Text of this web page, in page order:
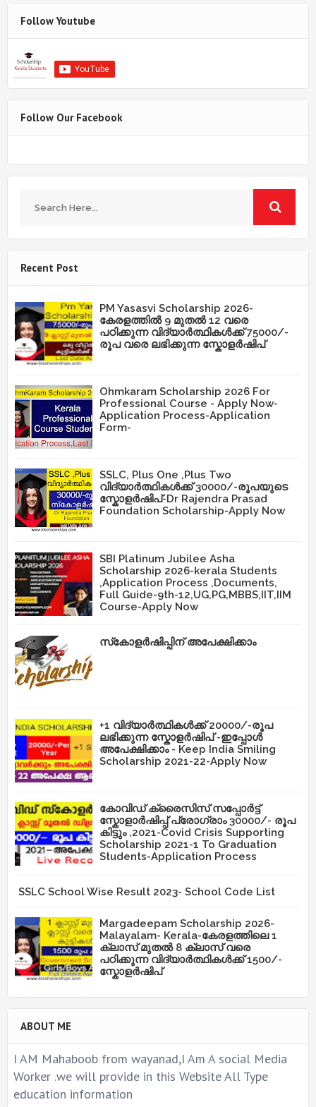
Follow Youtube
Follow Our Facebook
Recent Post
PM Yasasvi Scholarship 2026-
കേരളത്തിൽ 9 മുതൽ 12 വരെ
പഠിക്കുന്ന വിദ്യാർത്ഥികൾക്ക് 75000/-
രൂപ വരെ ലഭിക്കുന്ന സ്കോളർഷിപ്
Ohmkaram Scholarship 2026 For
Professional Course - Apply Now-
Application Process-Application
Form-
SSLC, Plus One ,Plus Two
വിദ്യാർത്ഥികൾക്ക് 30000/-രൂപയുടെ
സ്കോളർഷിപ്-Dr Rajendra Prasad
Foundation Scholarship-Apply Now
SBI Platinum Jubilee Asha
Scholarship 2026-kerala Students
,Application Process ,Documents,
Full Guide-9th-12,UG,PG,MBBS,IIT,IIM
Course-Apply Now
സ്‌കോളർഷിപ്പിന് അപേക്ഷിക്കാം
+1 വിദ്യാർത്ഥികൾക്ക് 20000/-രൂപ
ലഭിക്കുന്ന സ്കോളർഷിപ് -ഇപ്പോൾ
അപേക്ഷിക്കാം - Keep India Smiling
Scholarship 2021-22-Apply Now
കോവിഡ് ക്രൈസിസ് സപ്പോർട്ട്
സ്കോളാർഷിപ്പ് പ്രോഗ്രാം 30000/- രൂപ
കിട്ടും ,2021-Covid Crisis Supporting
Scholarship 2021-1 To Graduation
Students-Application Process
SSLC School Wise Result 2023- School Code List
Margadeepam Scholarship 2026-
Malayalam- Kerala-കേരളത്തിലെ 1
ക്ലാസ് മുതൽ 8 ക്ലാസ് വരെ
പഠിക്കുന്ന വിദ്യാർത്ഥികൾക്ക് 1500/-
സ്കോളർഷിപ്
ABOUT ME
I AM Mahaboob from wayanad,I Am A social Media
Worker .we will provide in this Website All Type
education information